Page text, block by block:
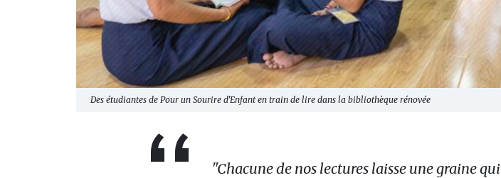
Des étudiantes de Pour un Sourire d'Enfant en train de lire dans la bibliothèque rénovée
"Chacune de nos lectures laisse une graine qui